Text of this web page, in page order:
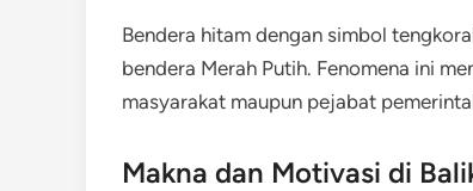
Bendera hitam dengan simbol
bendera Merah Putih. Fenomena ini
masyarakat maupun pejabat
Makna dan Motivasi di